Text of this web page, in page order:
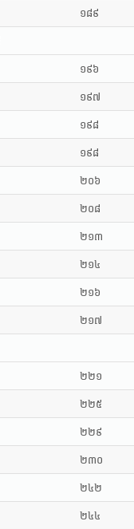
១៨៩
១៩៦
១៩៧
១៩៨
១៩៨
២០៦
២០៨
២១៣
២១៤
២១៦
២១៧
២២១
២២៥
២២៩
២៣០
២៤២
២៤៤